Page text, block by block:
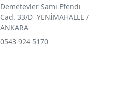
Demetevler Sami Efendi
Cad. 33/D YENİMAHALLE /
ANKARA
0543 924 5170